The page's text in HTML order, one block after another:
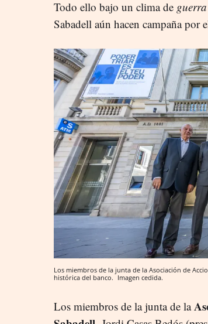
Todo ello bajo un clima de
Sabadell aún hacen campaña por
Los miembros de la junta de la Asociación de
histórica del banco. Imagen cedida.
Los miembros de la junta de la